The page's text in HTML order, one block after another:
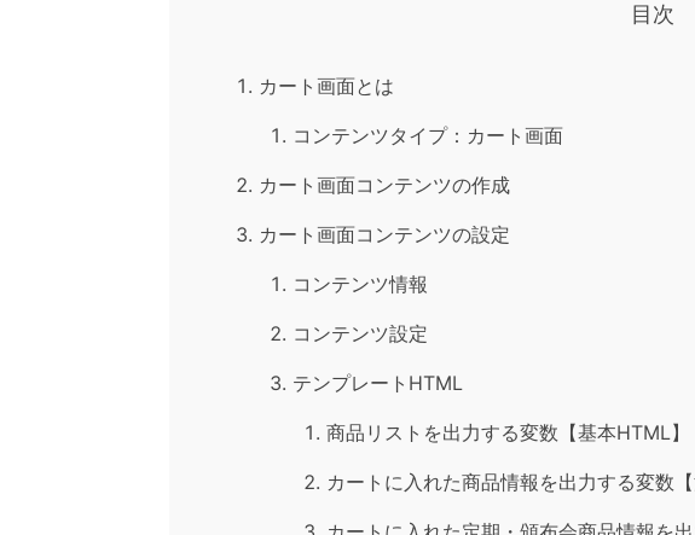
目次
カート画面とは
コンテンツタイプ：カート画面
カート画面コンテンツの作成
カート画面コンテンツの設定
コンテンツ情報
コンテンツ設定
テンプレートHTML
商品リストを出力する変数【基本HTML】
カートに入れた商品情報を出力する変数【